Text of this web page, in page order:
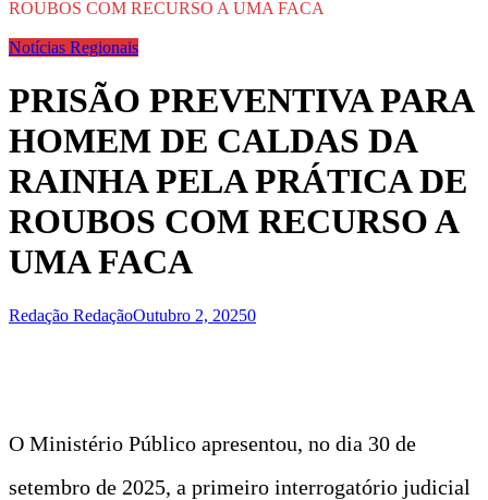
ROUBOS COM RECURSO A UMA FACA
Notícias Regionais
PRISÃO PREVENTIVA PARA
HOMEM DE CALDAS DA
RAINHA PELA PRÁTICA DE
ROUBOS COM RECURSO A
UMA FACA
Redação RedaçãoOutubro 2, 20250
O Ministério Público apresentou, no dia 30 de
setembro de 2025, a primeiro interrogatório judicial